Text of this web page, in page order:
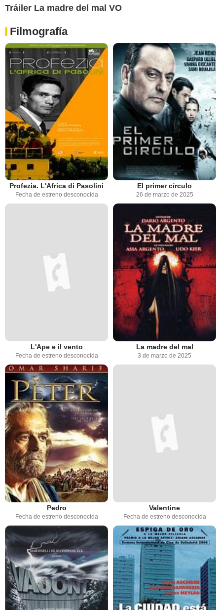
Tráiler La madre del mal VO
Filmografía
Profezia. L'Africa di Pasolini
Fecha de estreno desconocida
El primer círculo
26 de marzo de 2025
L'Ape e il vento
Fecha de estreno desconocida
La madre del mal
3 de marzo de 2025
Pedro
Fecha de estreno desconocida
Valentine
Fecha de estreno desconocida